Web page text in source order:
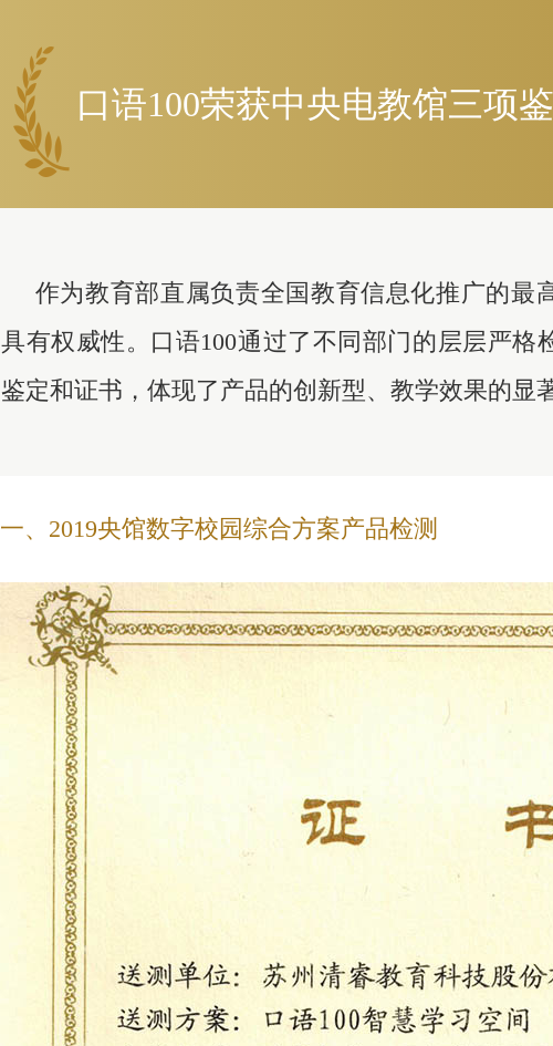
口语100荣获中央电教馆三项
作为教育部直属负责全国教育信息化推广的最
具有权威性。口语100通过了不同部门的层层严格
鉴定和证书，体现了产品的创新型、教学效果的显
一、2019央馆数字校园综合方案产品检测